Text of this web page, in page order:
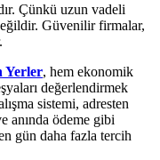
Çünkü uzun vadeli
Güvenilir firmalar,
Yerler, hem ekonomik
değerlendirmek
sistemi, adresten
anında ödeme gibi
gün daha fazla tercih